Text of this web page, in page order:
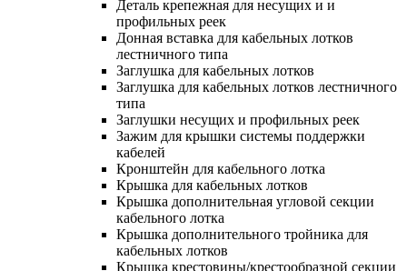
Деталь крепежная для несущих и и
профильных реек
Донная вставка для кабельных лотков
лестничного типа
Заглушка для кабельных лотков
Заглушка для кабельных лотков лестничного
типа
Заглушки несущих и профильных реек
Зажим для крышки системы поддержки
кабелей
Кронштейн для кабельного лотка
Крышка для кабельных лотков
Крышка дополнительная угловой секции
кабельного лотка
Крышка дополнительного тройника для
кабельных лотков
Крышка крестовины/крестообразной секции